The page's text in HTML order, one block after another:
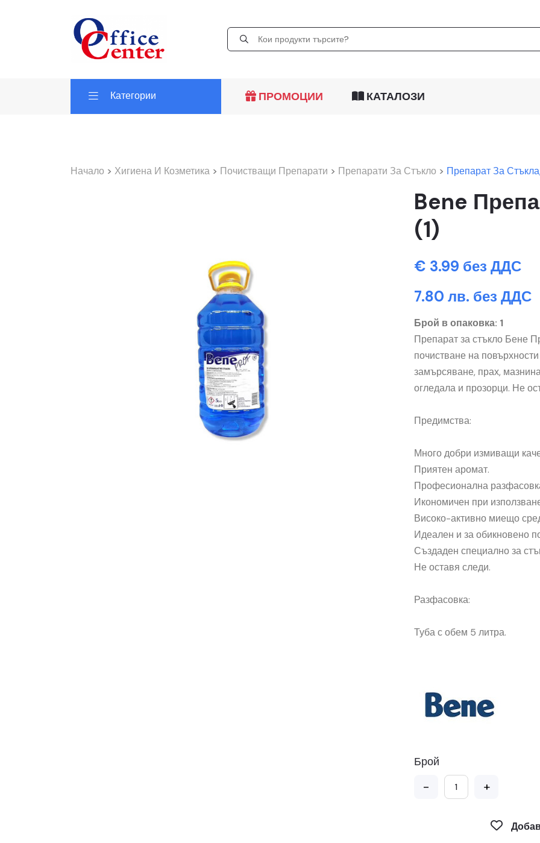
Категории ПРОМОЦИИ КАТАЛОЗИ
Начало > Хигиена И Козметика > Почистващи Препарати > Препарати За Стъкло > Препарат За
Bene
(1)
€ 3.99 без ДДС
7.80 лв. без ДДС
Брой в опаковка: 1
Препарат за стъкло Бене
почистване на
замърсяване, прах,
огледала и прозорци. Не
Предимства:
Много добри измиващи
Приятен аромат.
Професионална
Икономичен при
Високо-активно миещо
Идеален и за обикновено
Създаден специално за
Не оставя следи.
Разфасовка:
Туба с обем 5 литра.
Брой
- +